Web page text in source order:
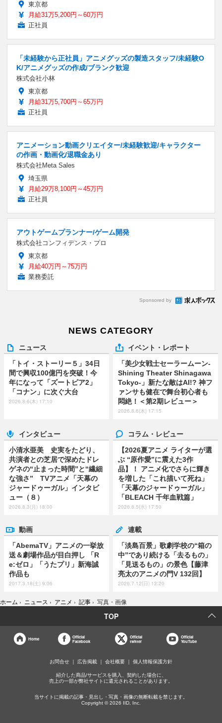
東京都
月給31万5,200円～60万円
正社員
「未経験から正社員」アニメグッズの製造スタッフ/未経験O
K/アニメグッズの作成/ブランク歓迎
株式会社小林
東京都
月給31万5,700円～65万円
正社員
アニメーション動画クリエイター/未経験歓迎/キャラクター
の作画・動画化/退職金あり
株式会社Meta Sales
埼玉県
月給29万8,100円～45万円
正社員
アウトゲームプランナー/ゲーム開発
株式会社コンフィデンス・プロ
東京都
月給40万円～75万円
業務委託
Sponsored by
NEWS CATEGORY
ニュース
「トイ・ストーリー５」34日
間で興収100億円を突破！今
年になって「ズートピア2」
「コナン」に次ぐ大台
2026.8.6(木) 17:10
イベント・レポート
「美少女戦士セーラームーン-
Shining Theater Shinagawa
Tokyo-」新たな敵はAI!? 神フ
ァンサも健在で舞台初心者も
悶絶！＜第2期レビュー＞
2026.8.6(木) 17:15
インタビュー
小清水亜美 史実をたどり、
共演者との芝居で深めたドレ
ゲネの“止まった時間”と“繊細
な強さ” TVアニメ「天幕の
ジャードゥーガル」インタビ
ュー（８）
2026.8.3(月) 18:00
コラム・レビュー
【2026夏アニメ ライターが選
ぶ “原作愛”に震えた3作
品】！ アニメ化でさらに輝き
を増した「これ描いて死ね」
「天幕のジャードゥーガル」
「BLEACH 千年血戦篇」
2026.8.5(水) 17:50
動画
「AbemaTV」アニメの一挙放
送＆劇場作品が目白押し 「R
e:ゼロ」「うたプリ」新海誠
作品も
2017.3.18(土) 9:06
連載
「淡島百景」歌劇学校の“箱の
中”であり続ける「去るもの」
「見送るもの」の景色【藤津
亮太のアニメの門V 132回】
2026.7.12(日) 12:20
ホーム › ニュース › アニメ › 記事 › 写真・画像
TOP
Home
Official
Facebook
Official
twitter
Official
YouTube
お問合せ 広告掲載 会社概要 個人情報保護方針
紹介した商品/サービスを購入、契約した場合に、
売上の一部が弊社サイトに還元されることがあります。
当サイトに掲載の記事・見出し・写真・画像の無断転載を禁じます。
Copyright © 2026 IID, Inc.